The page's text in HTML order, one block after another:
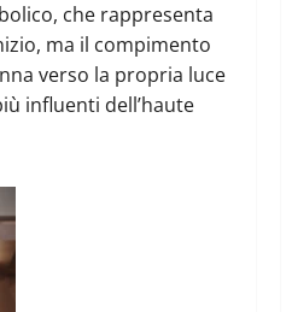
che rappresenta
ma il compimento
verso la propria luce
influenti dell’haute